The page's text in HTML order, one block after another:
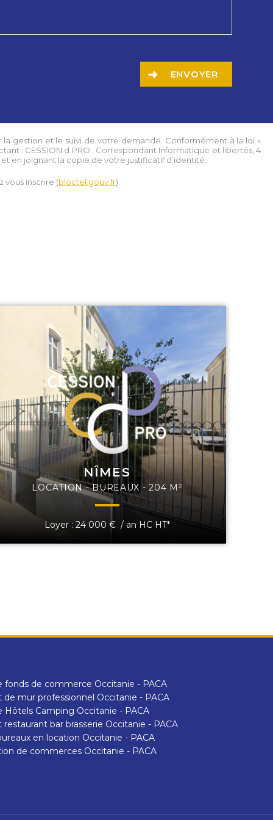
ENVOYER
la gestion et le suivi de votre demande. Conformément à la loi «
: CESSION d PRO , Correspondant Informatique et libertés,4
en joignant la copie de votre justificatif d’identité.
vous inscrire (bloctel.gouv.fr).
NÎMES
LOCATION - BUREAUX - 204 M²
Loyer : 24 000 € / an HC HT*
fonds de commerce Occitanie - PACA
de mur professionnel Occitanie - PACA
Hôtels Camping Occitanie - PACA
restaurant bar brasserie Occitanie - PACA
en location Occitanie - PACA
de commerces Occitanie - PACA